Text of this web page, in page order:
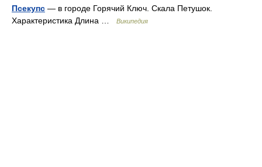
Псекупс — в городе Горячий Ключ. Скала Петушок.
Характеристика Длина …
Википедия